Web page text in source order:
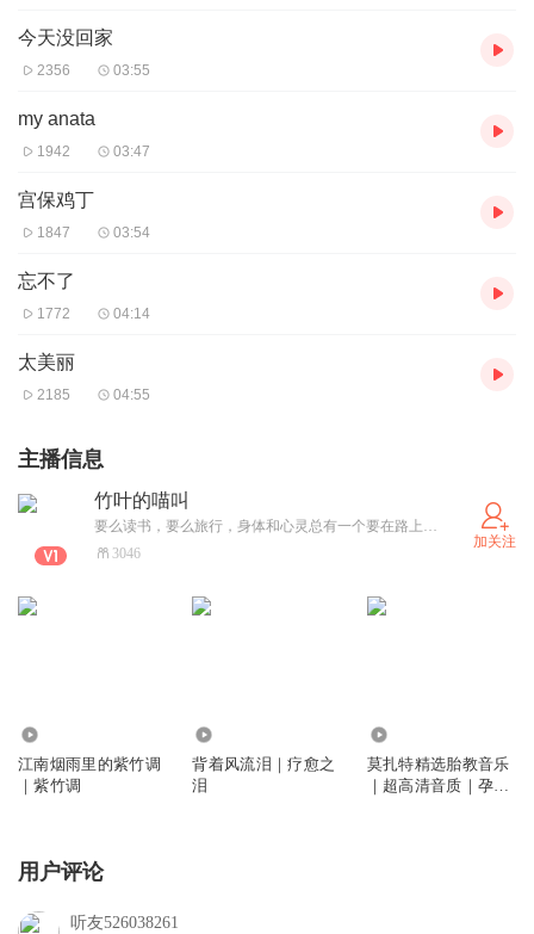
今天没回家
2356 03:55
my anata
1942 03:47
宫保鸡丁
1847 03:54
忘不了
1772 04:14
太美丽
2185 04:55
主播信息
竹叶的喵叫
要么读书，要么旅行，身体和心灵总有一个要在路上。亲爱的你，请让我读书给你听……
3046
加关注
江南烟雨里的紫竹调
｜紫竹调
背着风流泪｜疗愈之
泪
莫扎特精选胎教音乐
｜超高清音质｜孕期
用户评论
听友526038261